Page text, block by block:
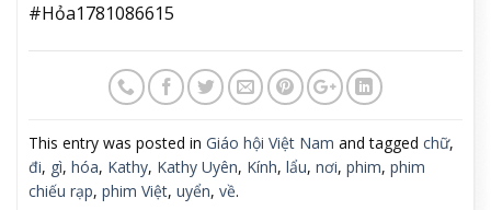
#Hỏa1781086615
This entry was posted in Giáo hội Việt Nam and tagged chữ,
đi, gì, hóa, Kathy, Kathy Uyên, Kính, lẩu, nơi, phim, phim
chiếu rạp, phim Việt, uyển, về.